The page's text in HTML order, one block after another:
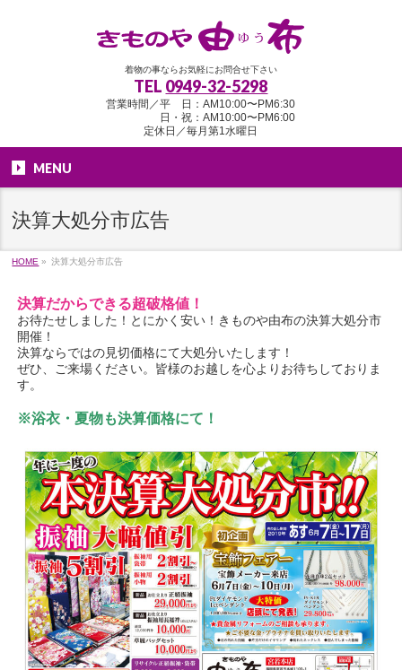
着物の事ならお気軽にお問合せ下さい
TEL 0949-32-5298
営業時間／平 日：AM10:00〜PM6:30
日・祝：AM10:00〜PM6:00
定休日／毎月第1水曜日
MENU
決算大処分市広告
HOME » 決算大処分市広告
決算だからできる超破格値！
お待たせしました！とにかく安い！きものや由布の決算大処分市
開催！
決算ならではの見切価格にて大処分いたします！
ぜひ、ご来場ください。皆様のお越しを心よりお待ちしておりま
す。
※浴衣・夏物も決算価格にて！